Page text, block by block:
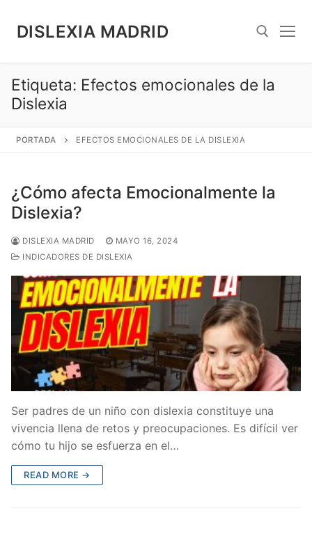
contenido
DISLEXIA MADRID
Search for:
Etiqueta: Efectos emocionales de la
Dislexia
PORTADA EFECTOS EMOCIONALES DE LA DISLEXIA
¿Cómo afecta Emocionalmente la
Dislexia?
DISLEXIA MADRID
MAYO 16, 2024
INDICADORES DE DISLEXIA
Ser padres de un niño con dislexia constituye una
vivencia llena de retos y preocupaciones. Es difícil ver
cómo tu hijo se esfuerza en el…
READ MORE →